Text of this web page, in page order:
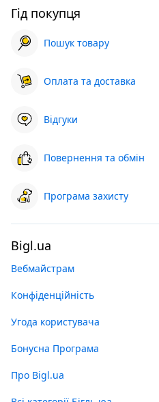
Гід покупця
Пошук товару
Оплата та доставка
Відгуки
Повернення та обмін
Програма захисту
Bigl.ua
Вебмайстрам
Конфіденційність
Угода користувача
Бонусна Програма
Про Bigl.ua